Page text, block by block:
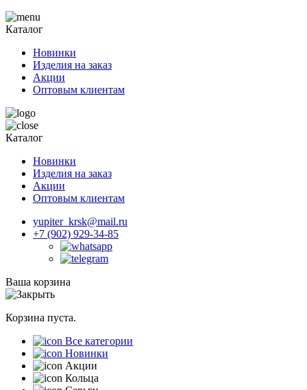
Каталог
Новинки
Изделия на заказ
Акции
Оптовым клиентам
Каталог
Новинки
Изделия на заказ
Акции
Оптовым клиентам
yupiter_krsk@mail.ru
+7 (902) 929-34-85
Ваша корзина
Корзина пуста.
Все категории
Новинки
Акции
Кольца